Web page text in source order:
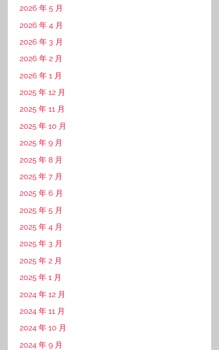
2026 年 5 月
2026 年 4 月
2026 年 3 月
2026 年 2 月
2026 年 1 月
2025 年 12 月
2025 年 11 月
2025 年 10 月
2025 年 9 月
2025 年 8 月
2025 年 7 月
2025 年 6 月
2025 年 5 月
2025 年 4 月
2025 年 3 月
2025 年 2 月
2025 年 1 月
2024 年 12 月
2024 年 11 月
2024 年 10 月
2024 年 9 月